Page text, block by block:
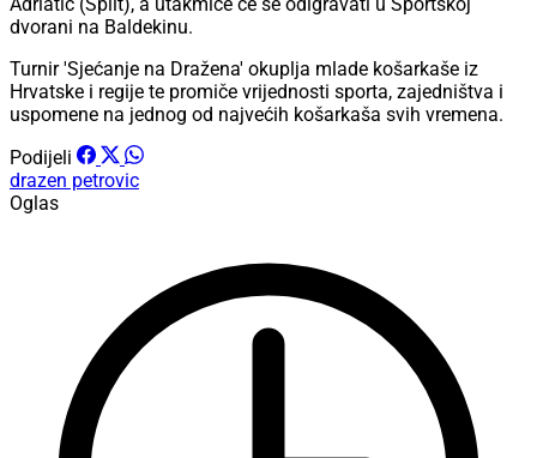
Adriatic (Split), a utakmice će se odigravati u Sportskoj
dvorani na Baldekinu.
Turnir 'Sjećanje na Dražena' okuplja mlade košarkaše iz
Hrvatske i regije te promiče vrijednosti sporta, zajedništva i
uspomene na jednog od najvećih košarkaša svih vremena.
Podijeli
drazen petrovic
Oglas